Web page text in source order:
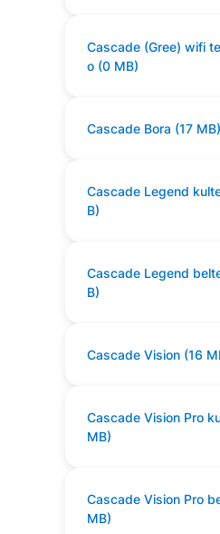
Cascade (Gree) wifi
o (0 MB)
Cascade Bora (17 MB)
Cascade Legend
B)
Cascade Legend
B)
Cascade Vision (16
Cascade Vision Pro
MB)
Cascade Vision Pro
MB)